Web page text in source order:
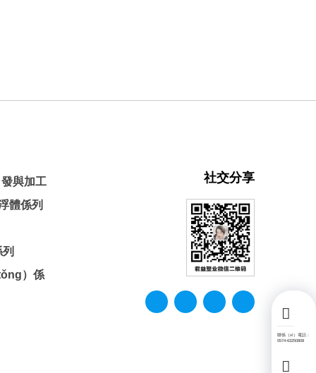
與加工
體係列
）係
社交分享
聯係（xì）電話：
0574-63250808